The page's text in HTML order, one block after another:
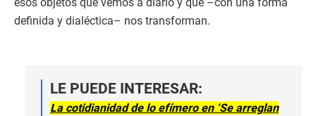
esos objetos que vemos a diario y que –con una forma
definida y dialéctica– nos transforman.
LE PUEDE INTERESAR:
La cotidianidad de lo efímero en ‘Se arreglan